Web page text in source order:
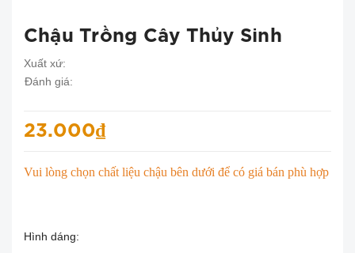
Chậu Trồng Cây Thủy Sinh
Xuất xứ:
Đánh giá:
23.000₫
Vui lòng chọn chất liệu chậu bên dưới để có giá bán phù hợp
Hình dáng: